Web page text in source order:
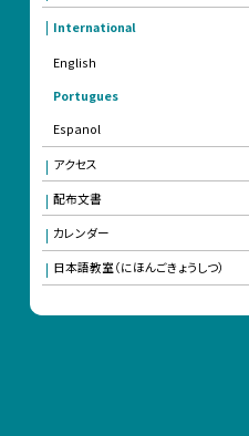
International
English
Portugues
Espanol
アクセス
配布文書
カレンダー
日本語教室（にほんごきょうしつ）